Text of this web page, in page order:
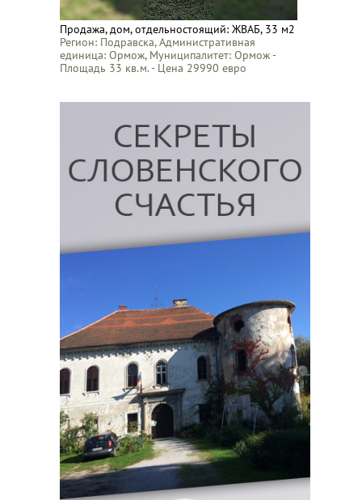
Продажа, дом, отдельностоящий: ЖВАБ, 33 м2
Регион: Подравска, Административная
единица: Ормож, Муниципалитет: Ормож -
Площадь 33 кв.м. - Цена 29990 евро